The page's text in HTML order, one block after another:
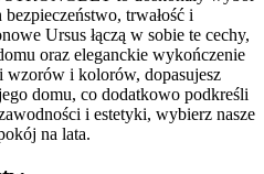
trwałość i
Ursus łączą w sobie te cechy,
oraz eleganckie wykończenie
wzorów i kolorów, dopasujesz
domu, co dodatkowo podkreśli
i estetyki, wybierz nasze
na lata.